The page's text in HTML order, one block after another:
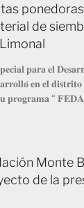
de
𝐩𝐚𝐫𝐚 𝐞𝐥
𝐞𝐧 𝐞𝐥
𝐩𝐫𝐨𝐠𝐫𝐚𝐦𝐚 “
Monte
de la